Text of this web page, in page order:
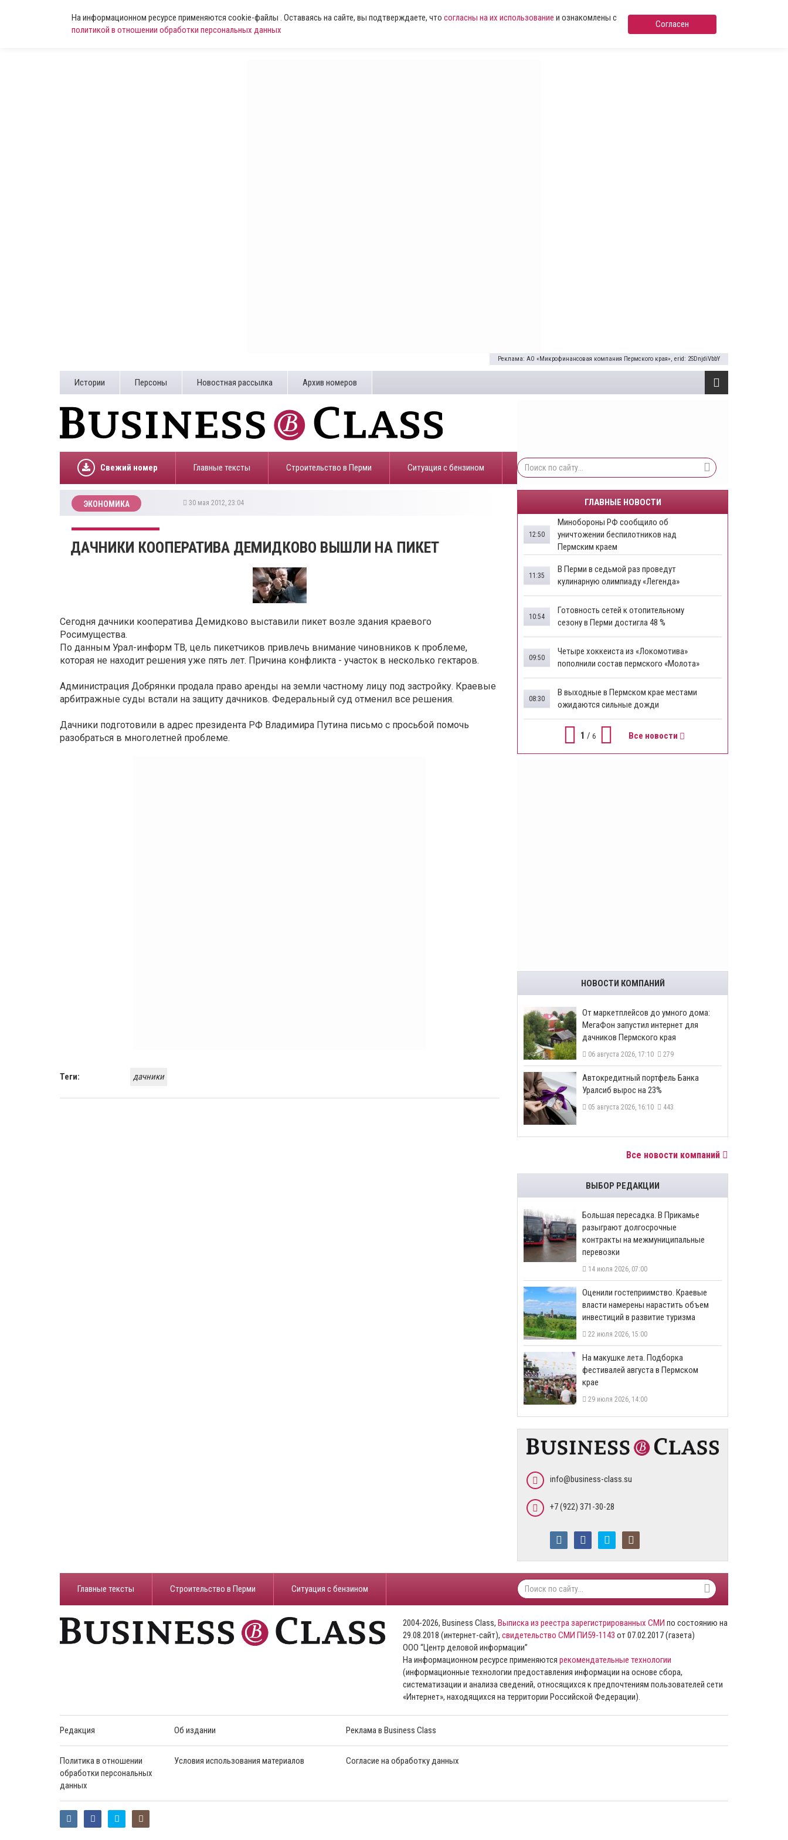
На информационном ресурсе применяются cookie-файлы . Оставаясь на сайте, вы подтверждаете, что согласны на их использование и ознакомлены с
политикой в отношении обработки персональных данных
Согласен
Реклама: АО «Микрофинансовая компания Пермского края», erid: 2SDnjdiVbbY
Истории Персоны Новостная рассылка Архив номеров
Свежий номер Главные тексты Строительство в Перми ​Ситуация с бензином
ЭКОНОМИКА 30 мая 2012, 23:04
ДАЧНИКИ КООПЕРАТИВА ДЕМИДКОВО ВЫШЛИ НА ПИКЕТ
Сегодня дачники кооператива Демидково выставили пикет возле здания краевого
Росимущества.
По данным Урал-информ ТВ, цель пикетчиков привлечь внимание чиновников к проблеме,
которая не находит решения уже пять лет. Причина конфликта - участок в несколько гектаров.
Администрация Добрянки продала право аренды на земли частному лицу под застройку. Краевые
арбитражные суды встали на защиту дачников. Федеральный суд отменил все решения.
Дачники подготовили в адрес президента РФ Владимира Путина письмо с просьбой помочь
разобраться в многолетней проблеме.
Теги: дачники
ГЛАВНЫЕ НОВОСТИ
Минобороны РФ сообщило об
уничтожении беспилотников над
Пермским краем
12:50
В Перми в седьмой раз проведут
кулинарную олимпиаду «Легенда»
11:35
Готовность сетей к отопительному
сезону в Перми достигла 48 %
10:54
Четыре хоккеиста из «Локомотива»
пополнили состав пермского «Молота»
09:50
В выходные в Пермском крае местами
ожидаются сильные дожди
08:30
1 / 6 Все новости
НОВОСТИ КОМПАНИЙ
От маркетплейсов до умного дома:
МегаФон запустил интернет для
дачников Пермского края
06 августа 2026, 17:10 279
​Автокредитный портфель Банка
Уралсиб вырос на 23%
05 августа 2026, 16:10 443
Все новости компаний
ВЫБОР РЕДАКЦИИ
Большая пересадка. В Прикамье
разыграют долгосрочные
контракты на межмуниципальные
перевозки
14 июля 2026, 07:00
Оценили гостеприимство. Краевые
власти намерены нарастить объем
инвестиций в развитие туризма
22 июля 2026, 15:00
На макушке лета. Подборка
фестивалей августа в Пермском
крае
29 июля 2026, 14:00
info@business-class.su
+7 (922) 371-30-28
Главные тексты Строительство в Перми ​Ситуация с бензином
2004-2026, Business Class, Выписка из реестра зарегистрированных СМИ по состоянию на
29.08.2018 (интернет-сайт), свидетельство СМИ ПИ59-1143 от 07.02.2017 (газета)
ООО “Центр деловой информации”
На информационном ресурсе применяются рекомендательные технологии
(информационные технологии предоставления информации на основе сбора,
систематизации и анализа сведений, относящихся к предпочтениям пользователей сети
«Интернет», находящихся на территории Российской Федерации).
Редакция Об издании Реклама в Business Class
Политика в отношении
обработки персональных
данных
Условия использования материалов Согласие на обработку данных